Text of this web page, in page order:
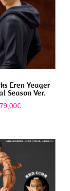
Eren Yeager
Season Ver.
79,00€